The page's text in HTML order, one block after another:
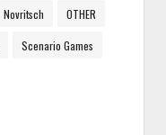
Novritsch OTHER
Scenario Games